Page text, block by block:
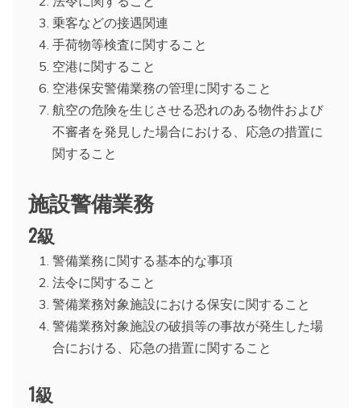
乗客などの接遇関連
手荷物等検査に関すること
空港に関すること
空港保安警備業務の管理に関すること
航空の危険を生じさせる恐れのある物件および
不審者を発見した場合における、応急の措置に
関すること
施設警備業務
2級
警備業務に関する基本的な事項
法令に関すること
警備業務対象施設における保安に関すること
警備業務対象施設の破損等の事故が発生した場
合における、応急の措置に関すること
1級